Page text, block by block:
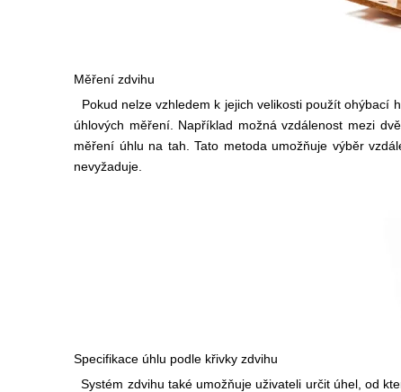
Měření zdvihu
Pokud nelze vzhledem k jejich velikosti použít ohýbací
úhlových měření. Například možná vzdálenost mezi
měření úhlu na tah. Tato metoda umožňuje výběr
nevyžaduje.
Specifikace úhlu podle křivky zdvihu
Systém zdvihu také umožňuje uživateli určit úhel, od